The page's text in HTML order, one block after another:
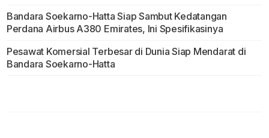
Bandara Soekarno-Hatta Siap Sambut Kedatangan
Perdana Airbus A380 Emirates, Ini Spesifikasinya
Pesawat Komersial Terbesar di Dunia Siap Mendarat di
Bandara Soekarno-Hatta